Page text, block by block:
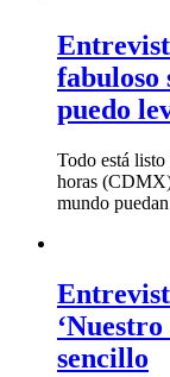
fabuloso
puedo
Todo está
horas
mundo
sencillo